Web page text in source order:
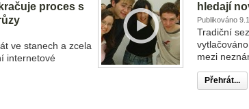
proces s
ve stanech a zcela
internetové
hledají
Publikováno
Tradiční
mezi
Přehrát...